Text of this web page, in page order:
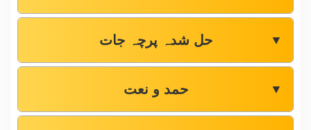
حل شدہ پرچہ جات ▼
حمد و نعت ▼